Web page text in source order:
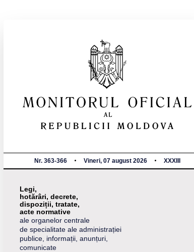
Nr. 363-366 Vineri, 07 august 2026 XXXIII
Legi,
hotărâri, decrete,
dispoziții, tratate,
acte normative
ale organelor centrale
de specialitate ale administrației
publice, informații, anunțuri,
comunicate